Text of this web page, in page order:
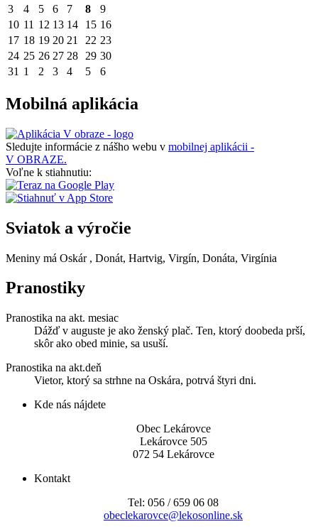
3
4 5 6 7 8
9
10 11 12 13 14 15 16
17 18 19 20 21 22 23
24 25 26 27 28 29 30
31 1 2 3 4 5 6
Mobilná aplikácia
Sledujte informácie z nášho webu v mobilnej aplikácii -
V OBRAZE.
Voľne k stiahnutiu:
Sviatok a výročie
Meniny má Oskár , Donát, Hartvig, Virgín, Donáta, Virgínia
Pranostiky
Pranostika na akt. mesiac
Dážď v auguste je ako ženský plač. Ten, ktorý doobeda prší,
skôr ako obed minie, sa usuší.
Pranostika na akt.deň
Vietor, ktorý sa strhne na Oskára, potrvá štyri dni.
Kde nás nájdete
Obec Lekárovce
Lekárovce 505
072 54 Lekárovce
Kontakt
Tel: 056 / 659 06 08
obeclekarovce@lekosonline.sk